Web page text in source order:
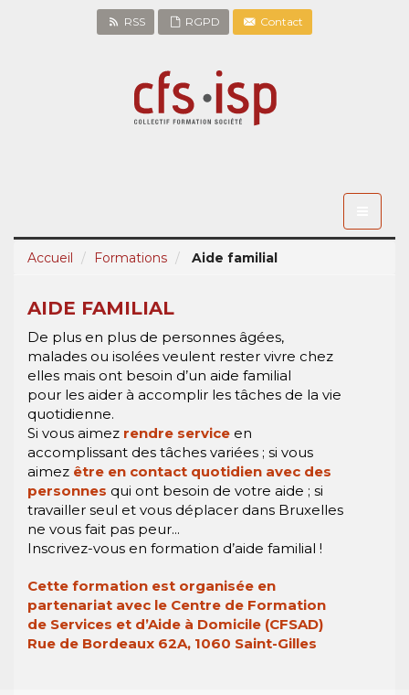
RSS RGPD Contact
Accueil
Formations Aide familial
AIDE FAMILIAL
De plus en plus de personnes âgées,
malades ou isolées veulent rester vivre chez
elles mais ont besoin d’un aide familial
pour les aider à accomplir les tâches de la vie
quotidienne.
Si vous aimez rendre service en
accomplissant des tâches variées ; si vous
aimez être en contact quotidien avec des
personnes qui ont besoin de votre aide ; si
travailler seul et vous déplacer dans Bruxelles
ne vous fait pas peur...
Inscrivez-vous en formation d’aide familial !
Cette formation est organisée en
partenariat avec le Centre de Formation
de Services et d’Aide à Domicile (CFSAD)
Rue de Bordeaux 62A, 1060 Saint-Gilles